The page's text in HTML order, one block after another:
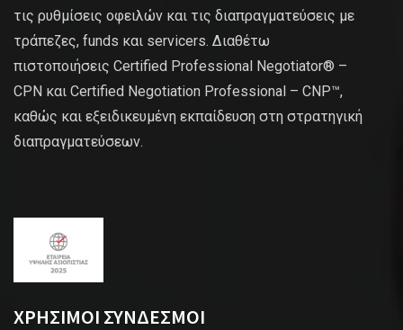
τις ρυθμίσεις οφειλών και τις διαπραγματεύσεις με
τράπεζες, funds και servicers. Διαθέτω
πιστοποιήσεις Certified Professional Negotiator® –
CPN και Certified Negotiation Professional – CNP™,
καθώς και εξειδικευμένη εκπαίδευση στη στρατηγική
διαπραγματεύσεων.
ΧΡΗΣΙΜΟΙ ΣΥΝΔΕΣΜΟΙ